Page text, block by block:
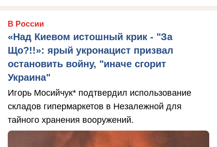
В России
«Над Киевом истошный крик - "За
Що?!!»: ярый укронацист призвал
остановить войну, "иначе сгорит
Украина"
Игорь Мосийчук* подтвердил использование
складов гипермаркетов в Незалежной для
тайного хранения вооружений.